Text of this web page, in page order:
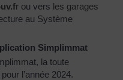
r ou vers les garages
au Système
Simplimmat
la toute
l’année 2024.